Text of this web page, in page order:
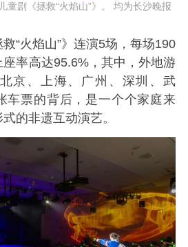
童剧《拯救“火焰山”》。 均为长沙晚报
火焰山”》连演5场，每场190
率高达95.6%，其中，外地游
京、上海、广州、深圳、武
票的背后，是一个个家庭来
的非遗互动演艺。